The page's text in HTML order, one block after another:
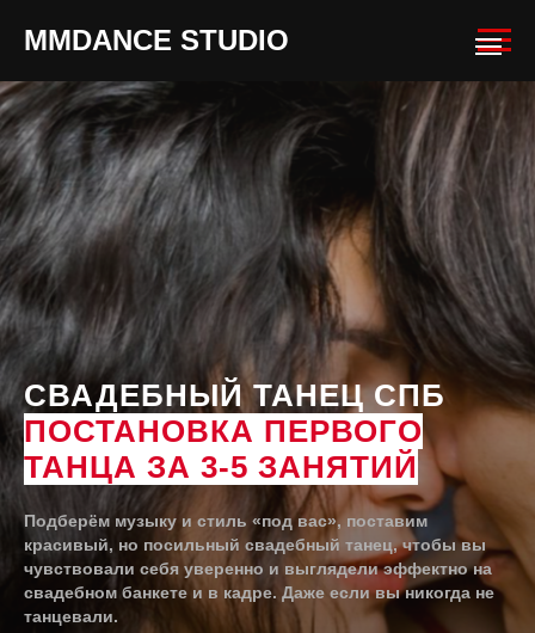
MMDANCE STUDIO
СВАДЕБНЫЙ ТАНЕЦ СПБ
ПОСТАНОВКА ПЕРВОГО
ТАНЦА ЗА 3-5 ЗАНЯТИЙ
Подберём музыку и стиль «под вас», поставим
красивый, но посильный свадебный танец, чтобы вы
чувствовали себя уверенно и выглядели эффектно на
свадебном банкете и в кадре. Даже если вы никогда не
танцевали.